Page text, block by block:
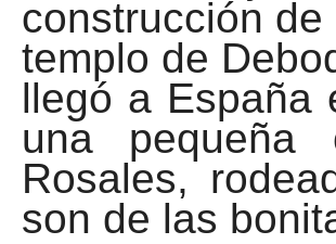
construcción
templo de
llegó a España
una
Rosales,
son de las